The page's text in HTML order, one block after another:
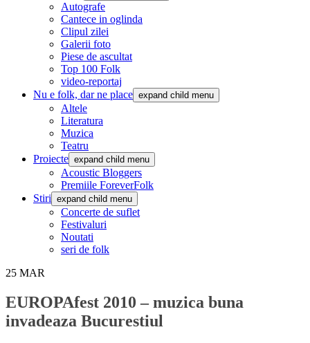
Autografe
Cantece in oglinda
Clipul zilei
Galerii foto
Piese de ascultat
Top 100 Folk
video-reportaj
Nu e folk, dar ne place expand child menu
Altele
Literatura
Muzica
Teatru
Proiecte expand child menu
Acoustic Bloggers
Premiile ForeverFolk
Stiri expand child menu
Concerte de suflet
Festivaluri
Noutati
seri de folk
25 MAR
EUROPAfest 2010 – muzica buna
invadeaza Bucurestiul